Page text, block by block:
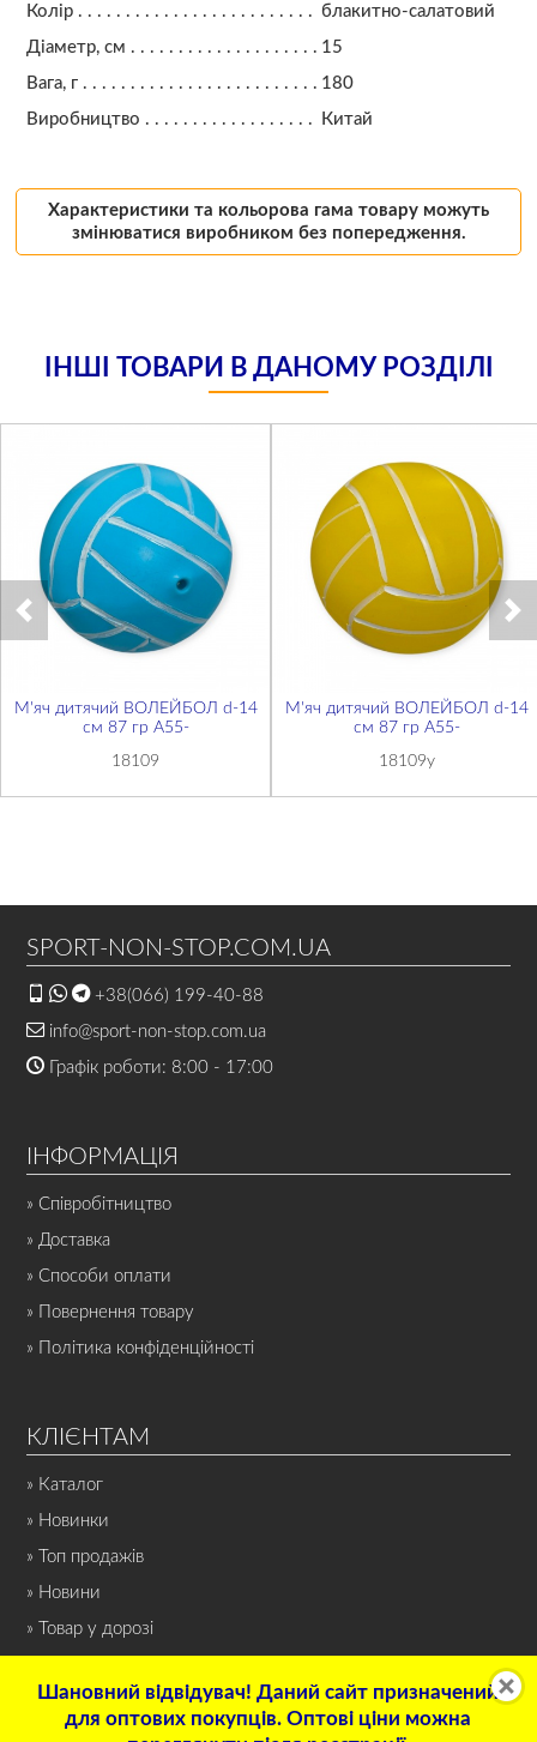
Колір
блакитно-салатовий
Діаметр, см
15
Вага, г
180
Виробництво
Китай
Характеристики та кольорова гама товару можуть
змінюватися виробником без попередження.
ІНШІ ТОВАРИ В ДАНОМУ РОЗДІЛІ
М'яч дитячий ВОЛЕЙБОЛ d-14
см 87 гр A55-
18109
М'яч дитячий ВОЛЕЙБОЛ d-14
см 87 гр A55-
18109y
SPORT-NON-STOP.COM.UA
+38(066) 199-40-88
info@sport-non-stop.com.ua
Графік роботи: 8:00 - 17:00
ІНФОРМАЦІЯ
» Співробітництво
» Доставка
» Способи оплати
» Повернення товару
» Політика конфіденційності
КЛІЄНТАМ
» Каталог
» Новинки
» Топ продажів
» Новини
» Товар у дорозі
Шановний відвідувач! Даний сайт призначений
для оптових покупців. Оптові ціни можна